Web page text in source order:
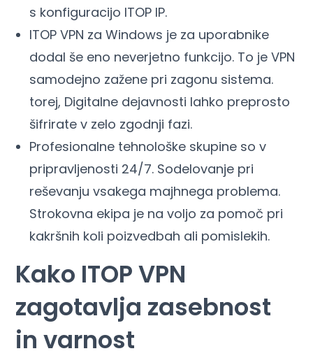
s konfiguracijo ITOP IP.
ITOP VPN za Windows je za uporabnike
dodal še eno neverjetno funkcijo. To je VPN
samodejno zažene pri zagonu sistema.
torej, Digitalne dejavnosti lahko preprosto
šifrirate v zelo zgodnji fazi.
Profesionalne tehnološke skupine so v
pripravljenosti 24/7. Sodelovanje pri
reševanju vsakega majhnega problema.
Strokovna ekipa je na voljo za pomoč pri
kakršnih koli poizvedbah ali pomislekih.
Kako ITOP VPN
zagotavlja zasebnost
in varnost